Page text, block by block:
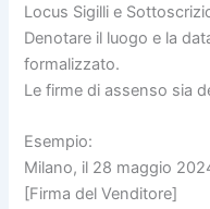
Locus Sigilli e
Denotare il luogo e la
formalizzato.
Le firme di assenso sia
Esempio:
Milano, il 28 maggio
[Firma del Venditore]